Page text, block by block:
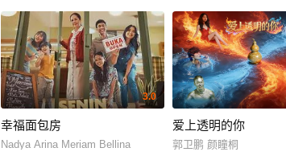
3.0
幸福面包房
Nadya Arina Meriam Bellina
爱上透明的你
郭卫鹏 颜瞳桐